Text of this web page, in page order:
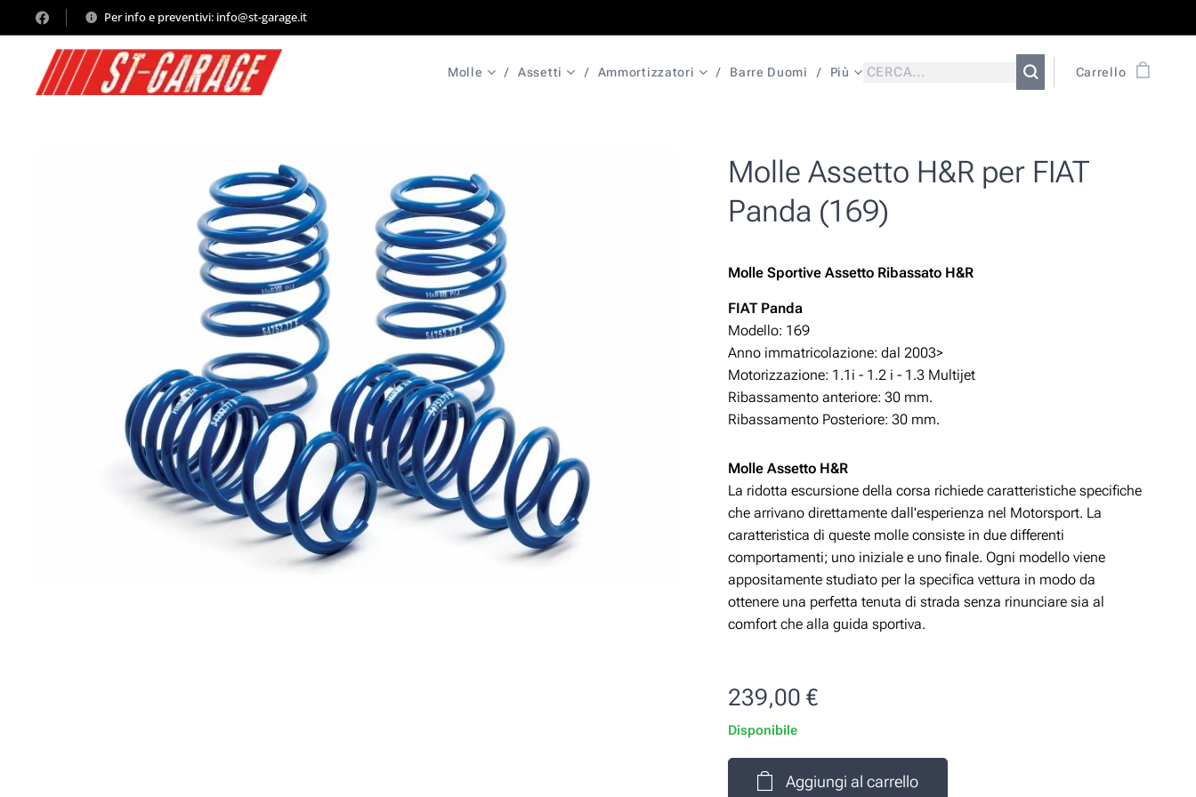
Per info e preventivi: info@st-garage.it
Molle Assetti Ammortizzatori Barre Duomi Più Carrello
Molle Assetto H&R per FIAT
Panda (169)
Molle Sportive Assetto Ribassato H&R
FIAT Panda
Modello: 169
Anno immatricolazione: dal 2003>
Motorizzazione: 1.1i - 1.2 i - 1.3 Multijet
Ribassamento anteriore: 30 mm.
Ribassamento Posteriore: 30 mm.
Molle Assetto H&R
La ridotta escursione della corsa richiede caratteristiche specifiche
che arrivano direttamente dall'esperienza nel Motorsport. La
caratteristica di queste molle consiste in due differenti
comportamenti; uno iniziale e uno finale. Ogni modello viene
appositamente studiato per la specifica vettura in modo da
ottenere una perfetta tenuta di strada senza rinunciare sia al
comfort che alla guida sportiva.
239,00 €
Disponibile
Aggiungi al carrello